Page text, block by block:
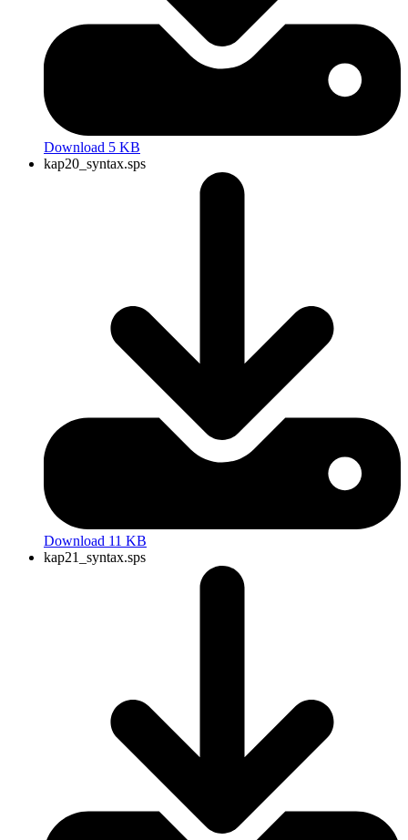
Download 5 KB
kap20_syntax.sps
Download 11 KB
kap21_syntax.sps